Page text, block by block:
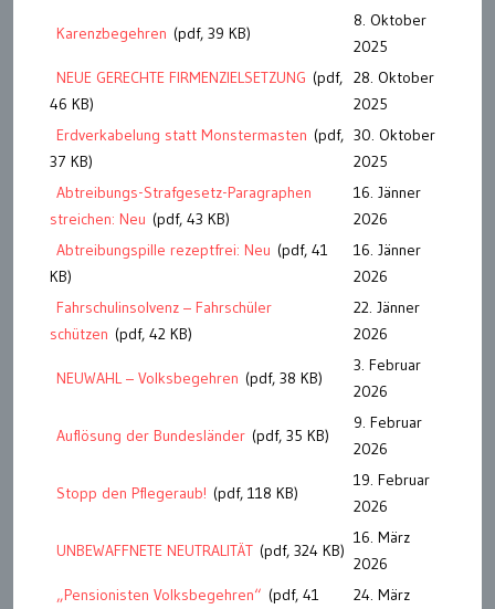
Karenzbegehren (pdf, 39 KB)
8. Oktober
2025
NEUE GERECHTE FIRMENZIELSETZUNG (pdf,
46 KB)
28. Oktober
2025
Erdverkabelung statt Monstermasten (pdf,
37 KB)
30. Oktober
2025
Abtreibungs-Strafgesetz-Paragraphen
streichen: Neu (pdf, 43 KB)
16. Jänner
2026
Abtreibungspille rezeptfrei: Neu (pdf, 41
KB)
16. Jänner
2026
Fahrschulinsolvenz – Fahrschüler
schützen (pdf, 42 KB)
22. Jänner
2026
NEUWAHL – Volksbegehren (pdf, 38 KB)
3. Februar
2026
Auflösung der Bundesländer (pdf, 35 KB)
9. Februar
2026
Stopp den Pflegeraub! (pdf, 118 KB)
19. Februar
2026
UNBEWAFFNETE NEUTRALITÄT (pdf, 324 KB)
16. März
2026
„Pensionisten Volksbegehren“ (pdf, 41
24. März